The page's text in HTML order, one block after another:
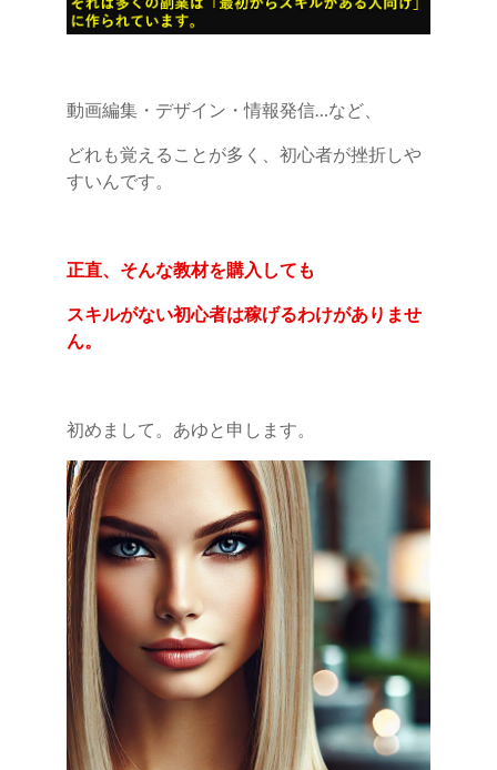
動画編集・デザイン・情報発信…など、
どれも覚えることが多く、初心者が挫折しや
すいんです。
正直、そんな教材を購入しても
スキルがない初心者は稼げるわけがありませ
ん。
初めまして。あゆと申します。